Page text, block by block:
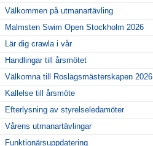
Välkommen på utmanartävling
Malmsten Swim Open Stockholm 2026
Lär dig crawla i vår
Handlingar till årsmötet
Välkomna till Roslagsmästerskapen 2026
Kallelse till årsmöte
Efterlysning av styrelseledamöter
Vårens utmanartävlingar
Funktionärsuppdatering